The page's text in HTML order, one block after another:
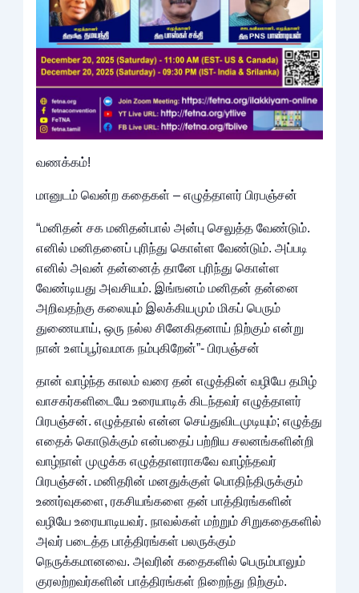
வணக்கம்!
மானுடம் வென்ற கதைகள் – எழுத்தாளர் பிரபஞ்சன்
“மனிதன் சக மனிதன்பால் அன்பு செலுத்த வேண்டும்.
எனில் மனிதனைப் புரிந்து கொள்ள வேண்டும். அப்படி
எனில் அவன் தன்னைத் தானே புரிந்து கொள்ள
வேண்டியது அவசியம். இங்ஙனம் மனிதன் தன்னை
அறிவதற்கு கலையும் இலக்கியமும் மிகப் பெரும்
துணையாய், ஒரு நல்ல சினேகிதனாய் நிற்கும் என்று
நான் உளப்பூர்வமாக நம்புகிறேன்”- பிரபஞ்சன்
தான் வாழ்ந்த காலம் வரை தன் எழுத்தின் வழியே தமிழ்
வாசகர்களிடையே உரையாடிக் கிடந்தவர் எழுத்தாளர்
பிரபஞ்சன். எழுத்தால் என்ன செய்துவிடமுடியும்; எழுத்து
எதைக் கொடுக்கும் என்பதைப் பற்றிய சலனங்களின்றி
வாழ்நாள் முழுக்க எழுத்தாளராகவே வாழ்ந்தவர்
பிரபஞ்சன். மனிதரின் மனதுக்குள் பொதிந்திருக்கும்
உணர்வுகளை, ரகசியங்களை தன் பாத்திரங்களின்
வழியே உரையாடியவர். நாவல்கள் மற்றும் சிறுகதைகளில்
அவர் படைத்த பாத்திரங்கள் பலருக்கும்
நெருக்கமானவை. அவரின் கதைகளில் பெரும்பாலும்
குரலற்றவர்களின் பாத்திரங்கள் நிறைந்து நிற்கும்.